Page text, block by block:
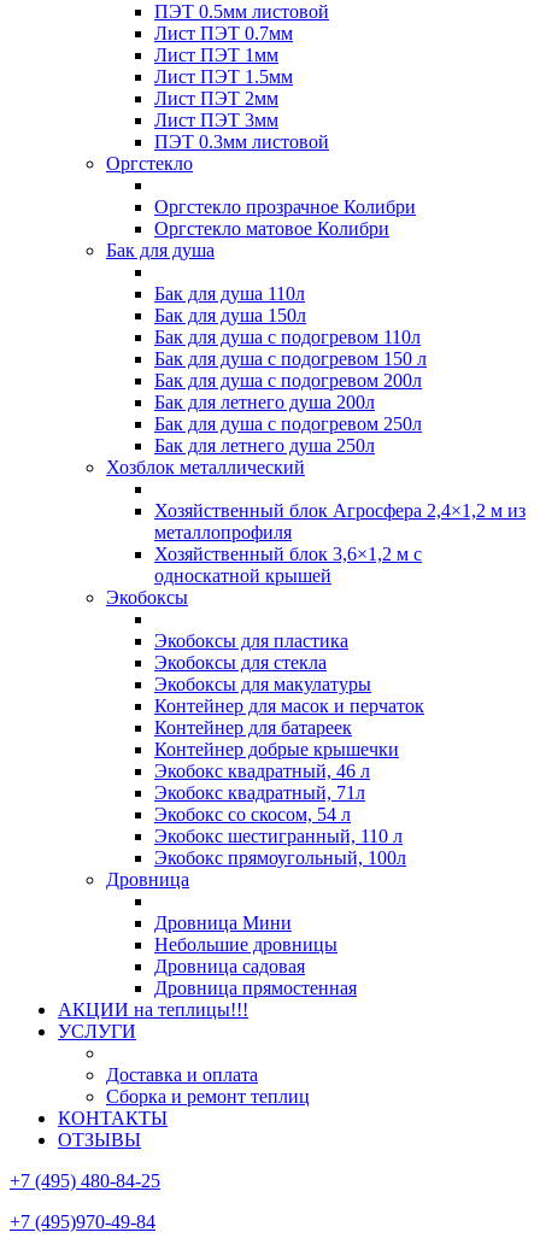
ПЭТ 0.5мм листовой
Лист ПЭТ 0.7мм
Лист ПЭТ 1мм
Лист ПЭТ 1.5мм
Лист ПЭТ 2мм
Лист ПЭТ 3мм
ПЭТ 0.3мм листовой
Оргстекло
Оргстекло прозрачное Колибри
Оргстекло матовое Колибри
Бак для душа
Бак для душа 110л
Бак для душа 150л
Бак для душа с подогревом 110л
Бак для душа с подогревом 150 л
Бак для душа с подогревом 200л
Бак для летнего душа 200л
Бак для душа с подогревом 250л
Бак для летнего душа 250л
Хозблок металлический
Хозяйственный блок Агросфера 2,4×1,2 м из
металлопрофиля
Хозяйственный блок 3,6×1,2 м с
односкатной крышей
Экобоксы
Экобоксы для пластика
Экобоксы для стекла
Экобоксы для макулатуры
Контейнер для масок и перчаток
Контейнер для батареек
Контейнер добрые крышечки
Экобокс квадратный, 46 л
Экобокс квадратный, 71л
Экобокс со скосом, 54 л
Экобокс шестигранный, 110 л
Экобокс прямоугольный, 100л
Дровница
Дровница Мини
Небольшие дровницы
Дровница садовая
Дровница прямостенная
АКЦИИ на теплицы!!!
УСЛУГИ
Доставка и оплата
Сборка и ремонт теплиц
КОНТАКТЫ
ОТЗЫВЫ
+7 (495) 480-84-25
+7 (495)970-49-84